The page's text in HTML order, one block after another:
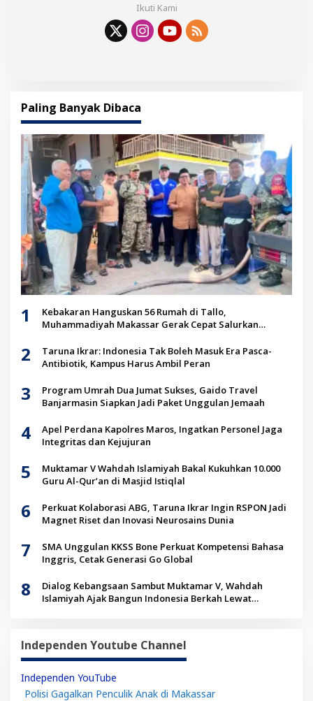
Ikuti Kami
Paling Banyak Dibaca
1
Kebakaran Hanguskan 56 Rumah di Tallo,
Muhammadiyah Makassar Gerak Cepat Salurkan
2
Taruna Ikrar: Indonesia Tak Boleh Masuk Era Pasca-
Antibiotik, Kampus Harus Ambil Peran
3
Program Umrah Dua Jumat Sukses, Gaido Travel
Banjarmasin Siapkan Jadi Paket Unggulan Jemaah
4
Apel Perdana Kapolres Maros, Ingatkan Personel Jaga
Integritas dan Kejujuran
5
Muktamar V Wahdah Islamiyah Bakal Kukuhkan 10.000
Guru Al-Qur’an di Masjid Istiqlal
6
Perkuat Kolaborasi ABG, Taruna Ikrar Ingin RSPON Jadi
Magnet Riset dan Inovasi Neurosains Dunia
7
SMA Unggulan KKSS Bone Perkuat Kompetensi Bahasa
Inggris, Cetak Generasi Go Global
8
Dialog Kebangsaan Sambut Muktamar V, Wahdah
Islamiyah Ajak Bangun Indonesia Berkah Lewat
Independen Youtube Channel
Independen YouTube
Polisi Gagalkan Penculik Anak di Makassar